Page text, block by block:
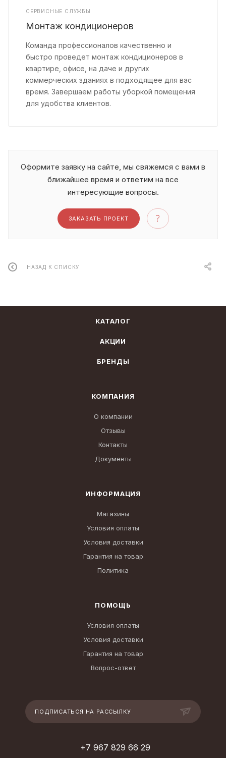
СЕРВИСНЫЕ СЛУЖБЫ
Монтаж кондиционеров
Команда профессионалов качественно и
быстро проведет монтаж кондиционеров в
квартире, офисе, на даче и других
коммерческих зданиях в подходящее для вас
время. Завершаем работы уборкой помещения
для удобства клиентов.
Оформите заявку на сайте, мы свяжемся с вами в
ближайшее время и ответим на все
интересующие вопросы.
ЗАКАЗАТЬ ПРОЕКТ
НАЗАД К СПИСКУ
КАТАЛОГ
АКЦИИ
БРЕНДЫ
КОМПАНИЯ
О компании
Отзывы
Контакты
Документы
ИНФОРМАЦИЯ
Магазины
Условия оплаты
Условия доставки
Гарантия на товар
Политика
ПОМОЩЬ
Условия оплаты
Условия доставки
Гарантия на товар
Вопрос-ответ
ПОДПИСАТЬСЯ НА РАССЫЛКУ
+7 967 829 66 29